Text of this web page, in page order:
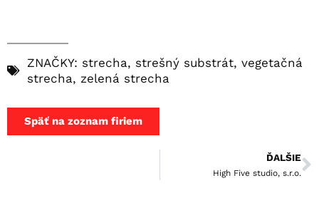
ZNAČKY: strecha, strešný substrát, vegetačná
strecha, zelená strecha
Späť na zoznam firiem
ĎALŠIE
High Five studio, s.r.o.